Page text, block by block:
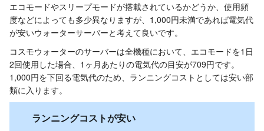
エコモードやスリープモードが搭載されているかどうか、使用頻
度などによっても多少異なりますが、1,000円未満であれば電気代
が安いウォーターサーバーと考えて良いです。
コスモウォーターのサーバーは全機種において、エコモードを1日
2回使用した場合、1ヶ月あたりの電気代の目安が709円です。
1,000円を下回る電気代のため、ランニングコストとしては安い部
類に入ります。
ランニングコストが安い